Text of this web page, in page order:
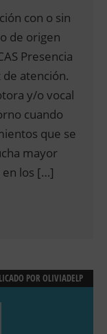
con o sin
de origen
Presencia
atención.
y/o vocal
cuando
que se
mayor
en los […]
POR OLIVIADELP